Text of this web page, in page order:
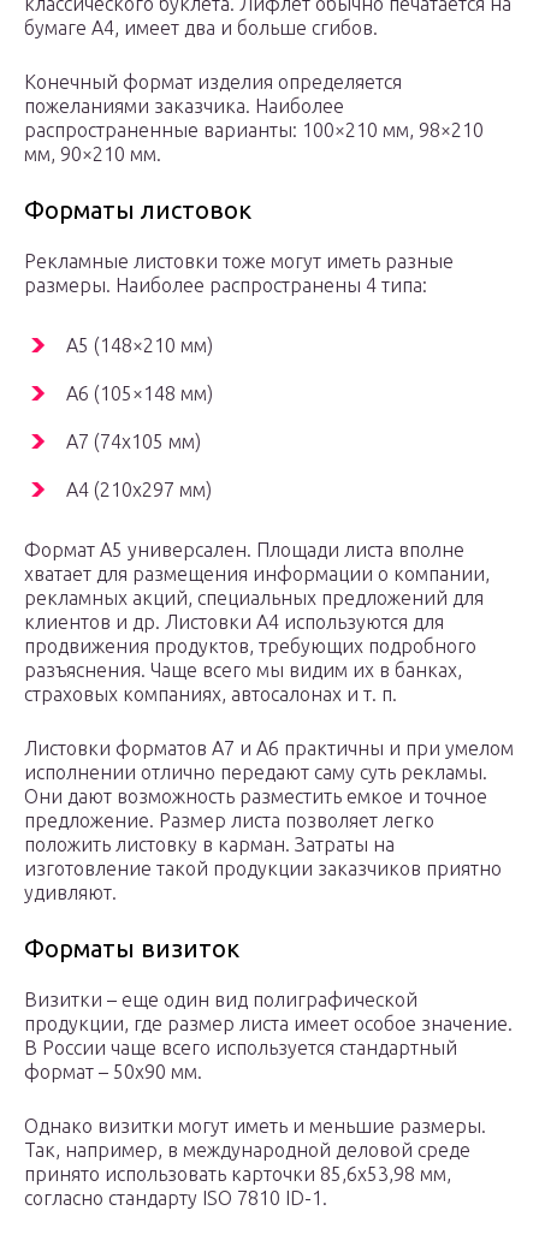
бумаге А4, имеет два и больше сгибов.
Конечный формат изделия определяется
пожеланиями заказчика. Наиболее
распространенные варианты: 100×210 мм, 98×210
мм, 90×210 мм.
Форматы листовок
Рекламные листовки тоже могут иметь разные
размеры. Наиболее распространены 4 типа:
А5 (148×210 мм)
А6 (105×148 мм)
А7 (74х105 мм)
A4 (210х297 мм)
Формат А5 универсален. Площади листа вполне
хватает для размещения информации о компании,
рекламных акций, специальных предложений для
клиентов и др. Листовки А4 используются для
продвижения продуктов, требующих подробного
разъяснения. Чаще всего мы видим их в банках,
страховых компаниях, автосалонах и т. п.
Листовки форматов А7 и А6 практичны и при умелом
исполнении отлично передают саму суть рекламы.
Они дают возможность разместить емкое и точное
предложение. Размер листа позволяет легко
положить листовку в карман. Затраты на
изготовление такой продукции заказчиков приятно
удивляют.
Форматы визиток
Визитки – еще один вид полиграфической
продукции, где размер листа имеет особое значение.
В России чаще всего используется стандартный
формат – 50х90 мм.
Однако визитки могут иметь и меньшие размеры.
Так, например, в международной деловой среде
принято использовать карточки 85,6х53,98 мм,
согласно стандарту ISO 7810 ID-1.